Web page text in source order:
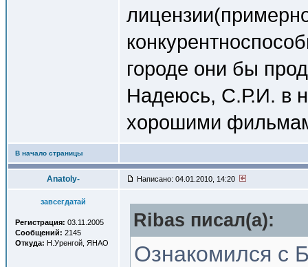
городе они бы
Надеюсь, С.Р.И. в
хорошими
В начало страницы
Anatoly- Написано: 04.01.2010, 14:20
завсегдатай
Регистрация: 03.11.2005
Сообщений: 2145
Откуда: Н.Уренгой, ЯНАО
Ribas писал(a):
Ознакомился с